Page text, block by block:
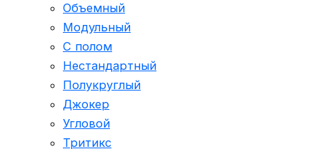
Объемный
Модульный
С полом
Нестандартный
Полукруглый
Джокер
Угловой
Тритикс